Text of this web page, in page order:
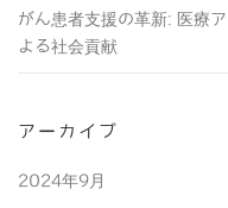
がん患者支援の革新: 医療
よる社会貢献
アーカイブ
2024年9月